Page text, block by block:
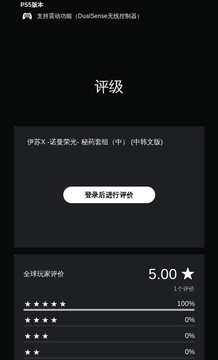
1
个
评
PS5版本
支持震动功能（DualSense无线控制器）
评级
伊苏X -诺曼荣光- 秘药套组（中） (中韩文版)
登录后进行评价
全球玩家评价 5.00 平
均
评
价
1个评价
100%
0%
0%
0%